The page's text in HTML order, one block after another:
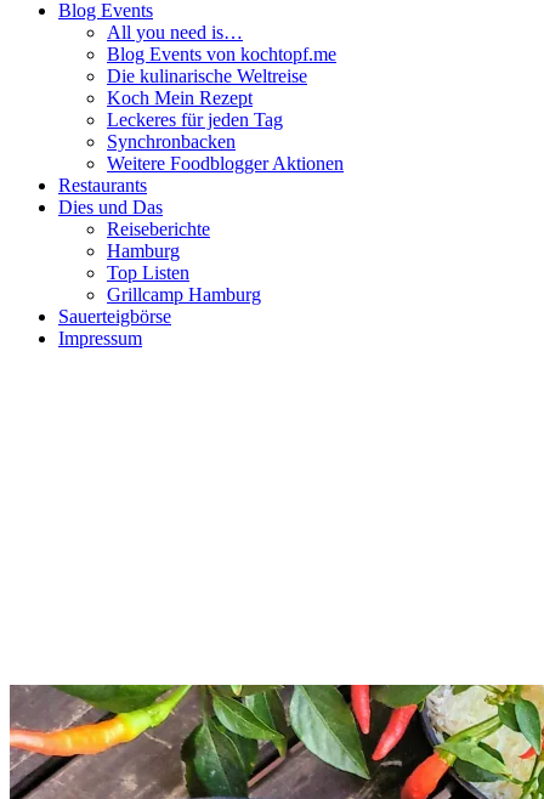
Blog Events
All you need is…
Blog Events von kochtopf.me
Die kulinarische Weltreise
Koch Mein Rezept
Leckeres für jeden Tag
Synchronbacken
Weitere Foodblogger Aktionen
Restaurants
Dies und Das
Reiseberichte
Hamburg
Top Listen
Grillcamp Hamburg
Sauerteigbörse
Impressum